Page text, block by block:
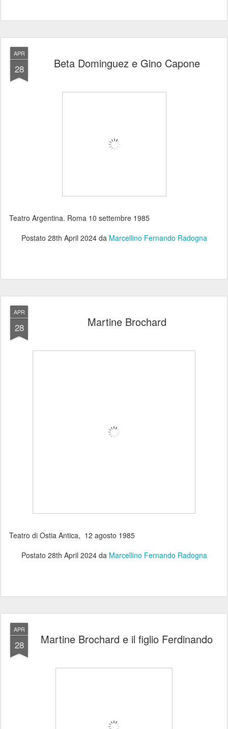
APR
28 Beta Dominguez e Gino Capone
Teatro Argentina. Roma 10 settembre 1985
Postato 28th April 2024da Marcellino Fernando Radogna
APR
28 Martine Brochard
Teatro di Ostia Antica, 12 agosto 1985
Postato 28th April 2024da Marcellino Fernando Radogna
APR
28 Martine Brochard e il figlio Ferdinando